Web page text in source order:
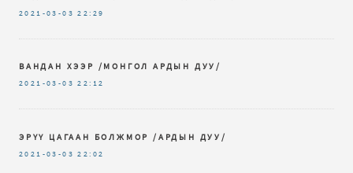
2021-03-03 22:29
ВАНДАН ХЭЭР /МОНГОЛ АРДЫН ДУУ/
2021-03-03 22:12
ЭРҮҮ ЦАГААН БОЛЖМОР /АРДЫН ДУУ/
2021-03-03 22:02